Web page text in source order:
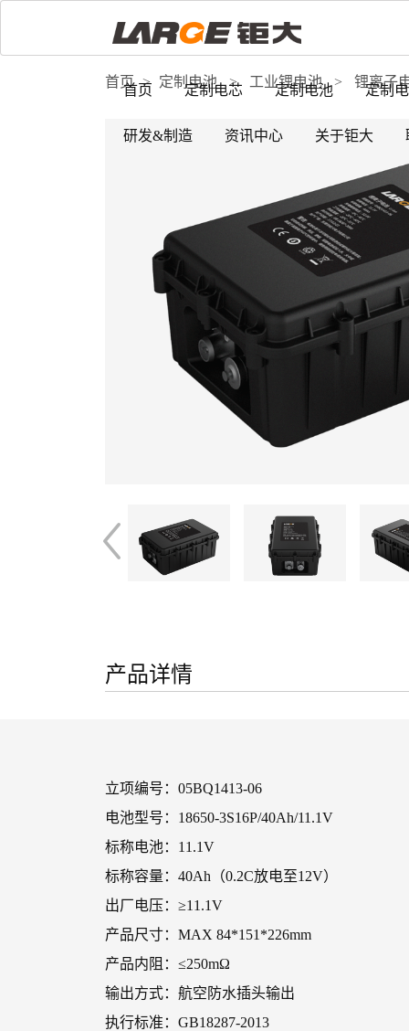
首页 定制电芯 定制电池 定制
研发&制造 资讯中心 关于钜大
首页 > 定制电池 > 工业锂电池 > 锂离子
产品详情
立项编号：05BQ1413-06
电池型号：18650-3S16P/40Ah/11.1V
标称电池：11.1V
标称容量：40Ah（0.2C放电至12V）
出厂电压：≥11.1V
产品尺寸：MAX 84*151*226mm
产品内阻：≤250mΩ
输出方式：航空防水插头输出
执行标准：GB18287-2013